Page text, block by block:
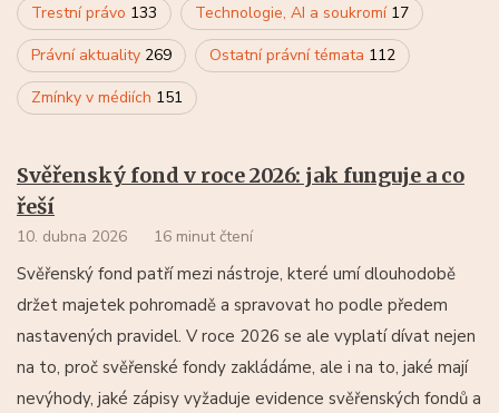
Trestní právo 133 Technologie, AI a soukromí 17
Právní aktuality 269 Ostatní právní témata 112
Zmínky v médiích 151
Svěřenský fond v roce 2026: jak funguje a co
řeší
10. dubna 2026 16 minut čtení
Svěřenský fond patří mezi nástroje, které umí dlouhodobě
držet majetek pohromadě a spravovat ho podle předem
nastavených pravidel. V roce 2026 se ale vyplatí dívat nejen
na to, proč svěřenské fondy zakládáme, ale i na to, jaké mají
nevýhody, jaké zápisy vyžaduje evidence svěřenských fondů a